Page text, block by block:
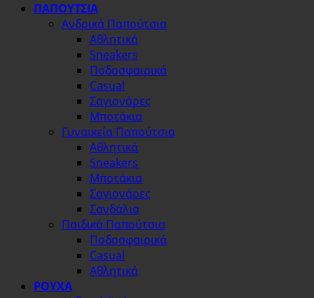
ΠΑΠΟΥΤΣΙΑ
Ανδρικά Παπούτσια
Αθλητικά
Sneakers
Ποδοσφαιρικά
Casual
Σαγιονάρες
Μποτάκια
Γυναικεία Παπούτσια
Αθλητικά
Sneakers
Μποτάκια
Σαγιονάρες
Σανδάλια
Παιδικά Παπούτσια
Ποδοσφαιρικά
Casual
Αθλητικά
ΡΟΥΧΑ